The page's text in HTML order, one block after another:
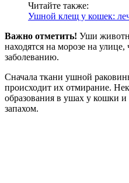
Читайте также:
Ушной клещ у кошек:
Важно отметить! Уши
находятся на морозе на
заболеванию.
Сначала ткани ушной
происходит их отмирание.
образования в ушах у кошки
запахом.